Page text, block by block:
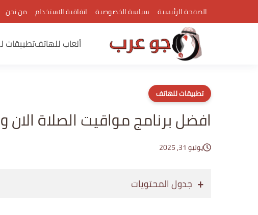
الصفحة الرئيسية سياسة الخصوصية اتفاقية الاستخدام من نحن
ألعاب للهاتفتطبيقات
تطبيقات للهاتف
افضل برنامج مواقيت الصلاة الان
يوليو 31, 2025
جدول المحتويات